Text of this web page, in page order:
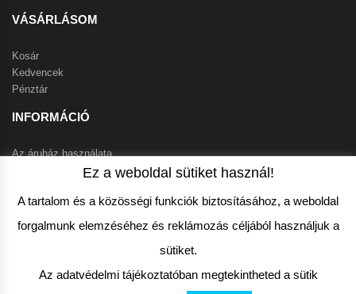
VÁSÁRLÁSOM
Kosár
Kedvencek
Pénztár
INFORMÁCIÓ
Az áruház használata
Szállítási feltételek
Garanciális feltételek
VEVŐSZOLGÁLAT
Ez a weboldal sütiket használ!
A tartalom és a közösségi funkciók biztosításához, a weboldal
forgalmunk elemzéséhez és reklámozás céljából használjuk a
sütiket.
Az adatvédelmi tájékoztatóban megtekintheted a sütik